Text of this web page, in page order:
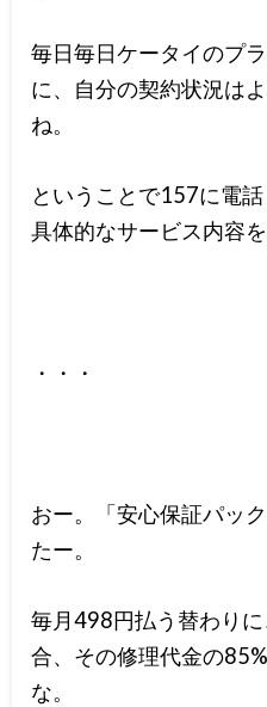
毎日毎日ケータイのプ
に、自分の契約状況は
ね。
ということで157に電
具体的なサービス内容
・・・
おー。「安心保証パッ
たー。
毎月498円払う替わり
合、その修理代金の
な。